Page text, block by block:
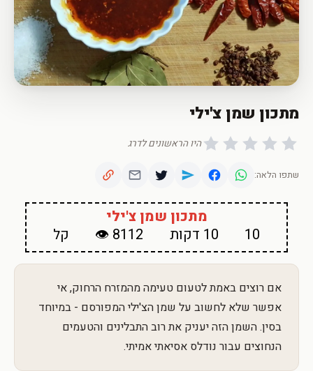
מתכון שמן צ'ילי
היו הראשונים לדרג
שתפו הלאה:
מתכון שמן צ'ילי
10
10 דקות 8112 👁 קל
אם רוצים באמת לטעום טעימה מהמזרח הרחוק, אי
אפשר שלא לחשוב על שמן הצ'ילי המפורסם - במיוחד
בסין. השמן הזה יעניק את רוב התבלינים והטעמים
הנחוצים עבור נודלס אסיאתי אמיתי.